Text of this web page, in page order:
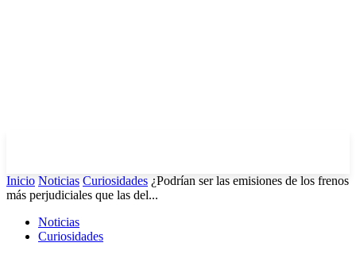
Inicio Noticias Curiosidades ¿Podrían ser las emisiones de los frenos
más perjudiciales que las del...
Noticias
Curiosidades